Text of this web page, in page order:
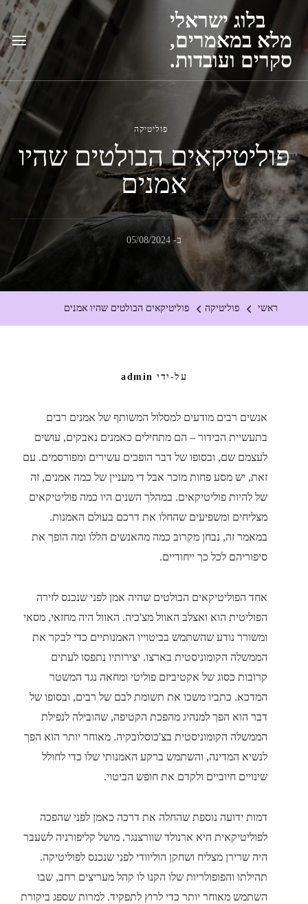
בלוג ישראלי
מלא במאמרים,
סקרים ועובדות.
פוליטיקה
פוליטיקאים הבולטים שהיו
אמנים
ב- 05/08/2024
ראשי פוליטיקה פוליטיקאים הבולטים שהיו אמנים
על-ידי admin
אנשים רבים מודעים למסלול המשותף של אמנים רבים
בתעשיית הבידור – הם מתחילים כאמנים נאבקים, עושים
לעצמם שם, ובסופו של דבר הופכים עשירים ומפורסמים. עם
זאת, יש מסע פחות מוכר אבל די מעניין של כמה אמנים, זה
של להיות פוליטיקאים. במהלך השנים היו כמה פוליטיקאים
מצליחים ומשפיעים שהחלו את דרכם בעולם האמנות.
במאמר זה, נבחן מקרוב כמה מהאנשים הללו ומה הופך את
סיפוריהם לכל כך ייחודיים.
אחד הפוליטיקאים הבולטים שהיה אמן לפני שנכנס לזירה
הפוליטית הוא ואצלב האוול מצ'כיה. האוול היה מחזאי, מסאי
ומשורר נודע שהשתמש בביטוייו האמנותיים כדי לבקר את
הממשלה הקומוניסטית בארצו. יצירותיו נתפסו לעתים
קרובות כסוג של אקטיביזם פוליטי ומחאה נגד המשטר
המדכא. כתביו משכו את תשומת לבם של רבים, ובסופו של
דבר הוא הפך למנהיג מהפכת הקטיפה, שהובילה לנפילת
הממשלה הקומוניסטית בצ'כוסלובקיה. מאוחר יותר הוא הפך
לנשיא המדינה, והשתמש ברקע האמנותי שלו כדי לחולל
שינויים חיוביים ולקדם את חופש הביטוי.
דמות ידועה נוספת שהחלה את דרכה כאמן לפני שהפכה
לפוליטיקאית היא ארנולד שוורצנגר. מושל קליפורניה לשעבר
היה שרירן מצליח ושחקן הוליוודי לפני שנכנס לפוליטיקה.
תהילתו והפופולריות שלו הקנו לו קהל מעריצים רחב, שבו
השתמש מאוחר יותר כדי לרוץ לתפקיד. למרות שספג ביקורת